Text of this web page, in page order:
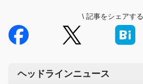
\ 記事をシェアする
ヘッドラインニュース